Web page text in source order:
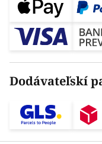
Dodávateľskí